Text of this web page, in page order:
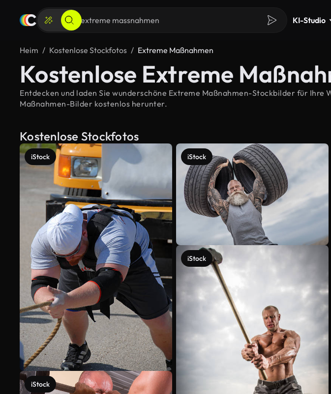
KI-Studio
Heim Kostenlose Stockfotos Extreme Maßnahmen
Kostenlose Extreme
Entdecken und laden Sie wunderschöne Extreme Maßnahmen-Stockbilder für
Maßnahmen-Bilder kostenlos herunter.
Kostenlose Stockfotos
iStock
iStock
iStock
iStock